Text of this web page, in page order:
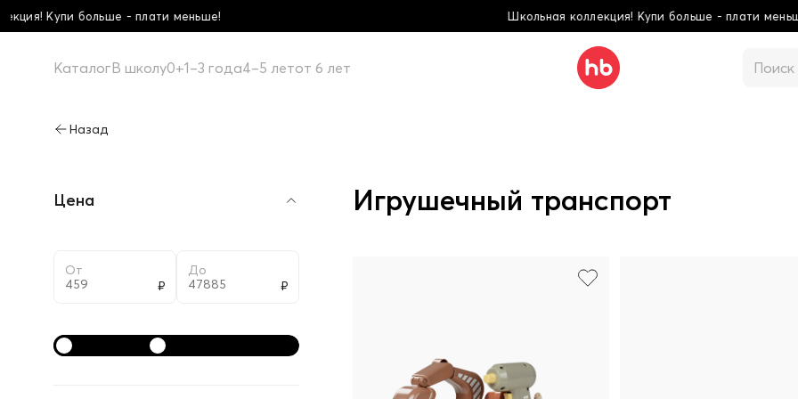
Купи больше - плати меньше! Школьная коллекция! Купи больше - плати меньше!
КаталогВ школу0+1–3 года4–5 летот 6 лет
Цена
От До
Игрушечный транспорт